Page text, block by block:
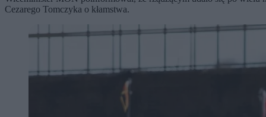
Cezarego Tomczyka o kłamstwa.